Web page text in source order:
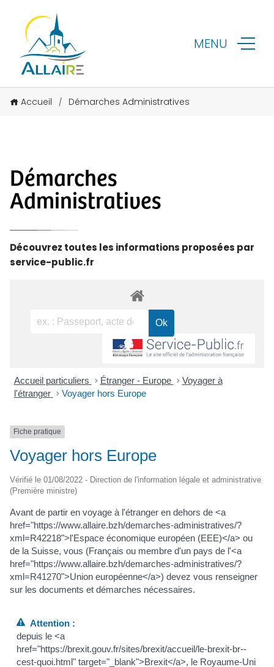
MENU
Accueil / Démarches Administratives
Démarches
Administratives
Découvrez toutes les informations proposées par
service-public.fr
Accueil particuliers > Étranger - Europe > Voyager à
l'étranger > Voyager hors Europe
Fiche pratique
Voyager hors Europe
Vérifié le 01/08/2022 - Direction de l'information légale et administrative
(Première ministre)
Avant de partir en voyage à l'étranger en dehors de <a
href="https://www.allaire.bzh/demarches-administratives/?
xml=R42218">l'Espace économique européen (EEE)</a> ou
de la Suisse, vous (Français ou membre d'un pays de l'<a
href="https://www.allaire.bzh/demarches-administratives/?
xml=R41270">Union européenne</a>) devez vous renseigner
sur les documents et démarches nécessaires.
Attention :
depuis le <a
href="https://brexit.gouv.fr/sites/brexit/accueil/le-brexit-br--
cest-quoi.html" target="_blank">Brexit</a>, le Royaume-Uni